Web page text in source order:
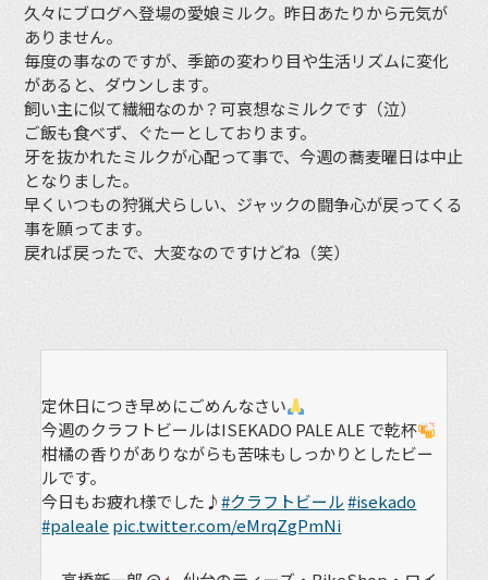
久々にブログへ登場の愛娘ミルク。昨日あたりから元気が
ありません。
毎度の事なのですが、季節の変わり目や生活リズムに変化
があると、ダウンします。
飼い主に似て繊細なのか？可哀想なミルクです（泣）
ご飯も食べず、ぐたーとしております。
牙を抜かれたミルクが心配って事で、今週の蕎麦曜日は中止
となりました。
早くいつもの狩猟犬らしい、ジャックの闘争心が戻ってくる
事を願ってます。
戻れば戻ったで、大変なのですけどね（笑）
定休日につき早めにごめんなさい
今週のクラフトビールはISEKADO PALE ALE で乾杯
柑橘の香りがありながらも苦味もしっかりとしたビー
ルです。
今日もお疲れ様でした♪#クラフトビール #isekado
#paleale pic.twitter.com/eMrqZgPmNi